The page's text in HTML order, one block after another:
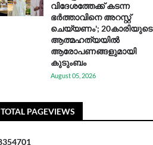
വിദേശത്തേക്ക് കടന്ന
ഭർത്താവിനെ അറസ്റ്റ്
ചെയ്യണം'; 20കാരിയുടെ
ആത്മഹത്യയിൽ
ആരോപണങ്ങളുമായി
കുടുംബം
August 05, 2026
TOTAL PAGEVIEWS
354701